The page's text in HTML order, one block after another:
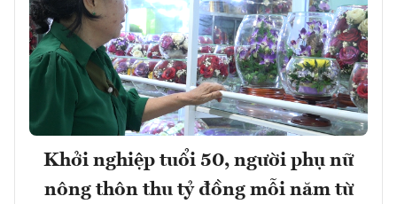
Khởi nghiệp tuổi 50, người phụ nữ
nông thôn thu tỷ đồng mỗi năm từ